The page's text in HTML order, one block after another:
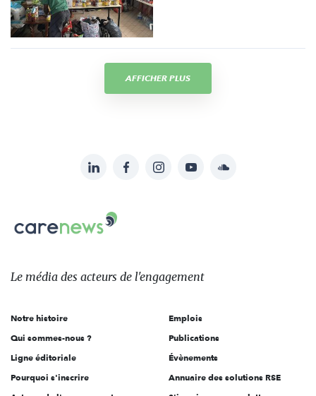
AFFICHER PLUS
sur:
LinkedInFacebookInstagramYouTubeSoundcloud
Carenews,
Le
des
l'engagement
Le média des acteurs de l'engagement
Notre histoire
Qui sommes-nous ?
Ligne éditoriale
Pourquoi s'inscrire
Emplois
Publications
Évènements
Annuaire des solutions RSE